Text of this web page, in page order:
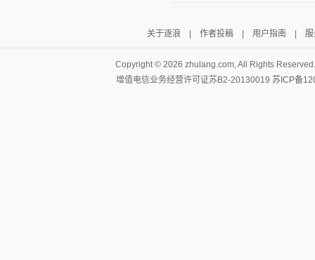
关于逐浪 作者投稿| 用户指南 服
Copyright © 2026 zhulang.com, All Rights
增值电信业务经营许可证苏B2-20130019 苏ICP备